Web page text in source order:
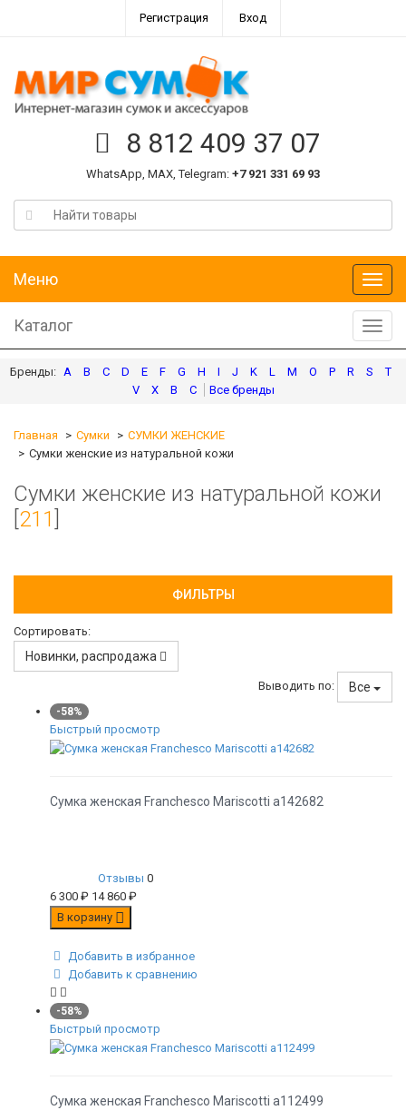
Регистрация Вход
8 812 409 37 07
WhatsApp, MAX, Telegram: +7 921 331 69 93
Меню
Меню
Каталог
A B C D E F G H I J K L M O P R S
T
V
X В С
Главная Сумки
СУМКИ ЖЕНСКИЕ
Сумки женские из натуральной кожи
Сумки женские из натуральной кожи
211
ФИЛЬТРЫ
Сортировать:
Новинки, распродажа
Выводить по: Все
-58%
Быстрый просмотр
Сумка женская Franchesco Mariscotti а142682
Отзывы 0
6 300 ₽ 14 860 ₽
В корзину
Добавить в избранное
Добавить к сравнению
-58%
Быстрый просмотр
Сумка женская Franchesco Mariscotti а112499